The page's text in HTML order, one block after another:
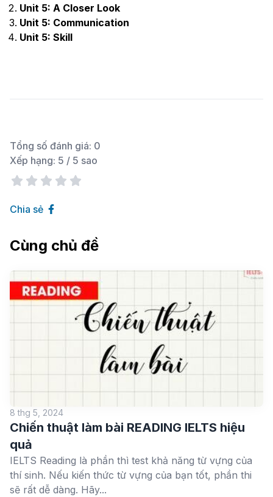
Unit 5: A Closer Look
Unit 5: Communication
Unit 5: Skill
Tổng số đánh giá: 0
Xếp hạng: 5 / 5 sao
Chia sẻ
Cùng chủ đề
8 thg 5, 2024
Chiến thuật làm bài READING IELTS hiệu
quả
IELTS Reading là phần thì test khả năng từ vựng của
thí sinh. Nếu kiến thức từ vựng của bạn tốt, phần thi
sẽ rất dễ dàng. Hãy...